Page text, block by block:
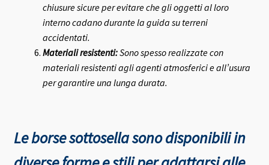
chiusure sicure per evitare che gli oggetti al loro
interno cadano durante la guida su terreni
accidentati.
Materiali resistenti:Sono spesso realizzate con
materiali resistenti agli agenti atmosferici e all’usura
per garantire una lunga durata.
Le borse sottosella sono disponibili in